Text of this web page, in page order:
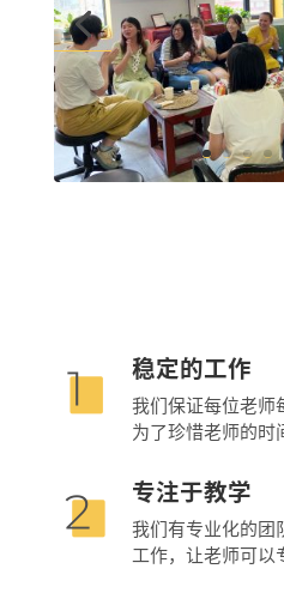
稳定的工作
我们保证每位老师
为了珍惜老师的时
专注于教学
我们有专业化的团
工作，让老师可以